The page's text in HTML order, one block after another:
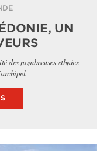
UN
des nombreuses ethnies